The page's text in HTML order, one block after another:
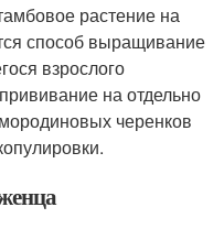
растение на
способ выращивание
взрослого
на отдельно
черенков